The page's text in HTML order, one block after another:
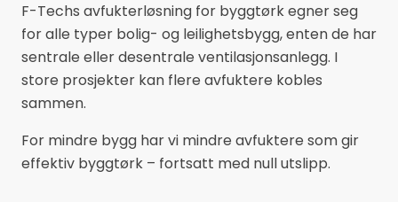
F-Techs avfukterløsning for byggtørk egner seg
for alle typer bolig- og leilighetsbygg, enten de har
sentrale eller desentrale ventilasjonsanlegg. I
store prosjekter kan flere avfuktere kobles
sammen.
For mindre bygg har vi mindre avfuktere som gir
effektiv byggtørk – fortsatt med null utslipp.